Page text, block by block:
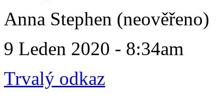
Anna Stephen (neověřeno)
9 Leden 2020 - 8:34am
Trvalý odkaz